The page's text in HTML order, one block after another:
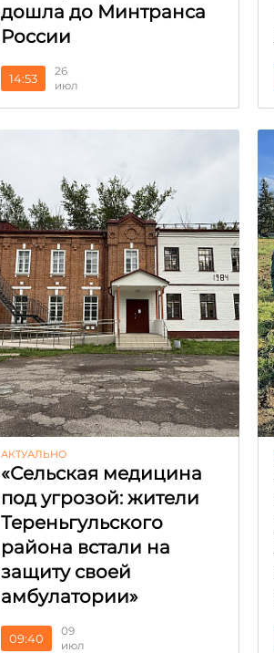
дошла до Минтранса
России
14:53
26
июл
АКТУАЛЬНО
«Сельская медицина
под угрозой: жители
Тереньгульского
района встали на
защиту своей
амбулатории»
09:40
09
июл